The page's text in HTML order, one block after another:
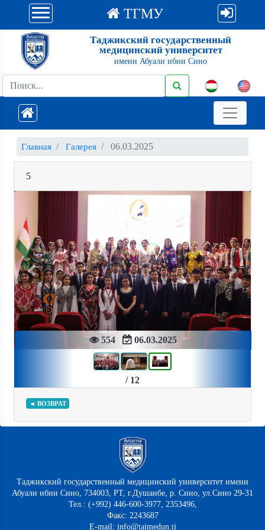
ТГМУ
Таджикский государственный
медицинский университет
имени Абуали ибни Сино
Главная Галерея 06.03.2025
5
554 06.03.2025
Previous Next
/ 12
◄ ВОЗВРАТ
Таджикский государственный медицинский университет имени
Абуали ибни Сино, 734003, РТ, г.Душанбе, р. Сино, ул.Сино 29-31
Тел.: (+992) 446-600-3977, 2353496,
Факс: 2243687
E-mail: info@tajmedun.tj